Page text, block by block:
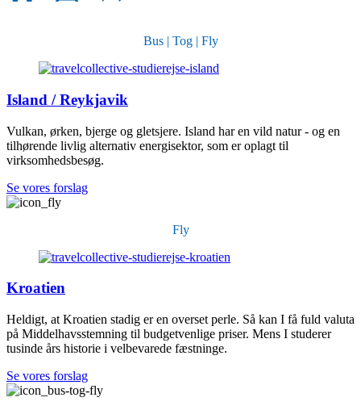
Bus | Tog | Fly
Island / Reykjavik
Vulkan, ørken, bjerge og gletsjere. Island har en vild natur - og en
tilhørende livlig alternativ energisektor, som er oplagt til
virksomhedsbesøg.
Se vores forslag
Fly
Kroatien
Heldigt, at Kroatien stadig er en overset perle. Så kan I få fuld valuta
på Middelhavsstemning til budgetvenlige priser. Mens I studerer
tusinde års historie i velbevarede fæstninge.
Se vores forslag